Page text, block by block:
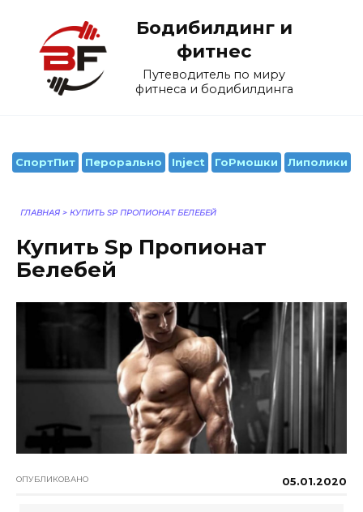
содержанию
Бодибилдинг и
фитнес
Путеводитель по миру
фитнеса и бодибилдинга
СпортПит Перорально Inject ГоРмошки Липолики
ГЛАВНАЯ > КУПИТЬ SP ПРОПИОНАТ БЕЛЕБЕЙ
Купить Sp Пропионат
Белебей
ОПУБЛИКОВАНО 05.01.2020